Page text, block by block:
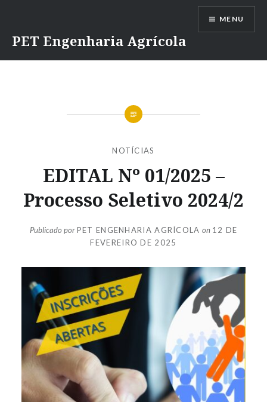
conteúdo
PET Engenharia Agrícola
MENU
NOTÍCIAS
EDITAL Nº 01/2025 –
Processo Seletivo 2024/2
Publicado porPET ENGENHARIA AGRÍCOLA on 12 DE
FEVEREIRO DE 2025